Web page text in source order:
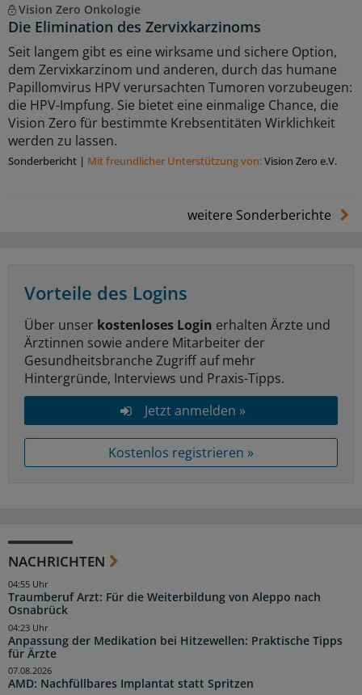
Vision Zero Onkologie
Die Elimination des Zervixkarzinoms
Seit langem gibt es eine wirksame und sichere Option,
dem Zervixkarzinom und anderen, durch das humane
Papillomvirus HPV verursachten Tumoren vorzubeugen:
die HPV-Impfung. Sie bietet eine einmalige Chance, die
Vision Zero für bestimmte Krebsentitäten Wirklichkeit
werden zu lassen.
Sonderbericht | Mit freundlicher Unterstützung von:Vision Zero e.V.
weitere Sonderberichte
Vorteile des Logins
Über unser kostenloses Login erhalten Ärzte und
Ärztinnen sowie andere Mitarbeiter der
Gesundheitsbranche Zugriff auf mehr
Hintergründe, Interviews und Praxis-Tipps.
Jetzt anmelden »
Kostenlos registrieren »
NACHRICHTEN
Traumberuf Arzt: Für die Weiterbildung von Aleppo nach
Osnabrück
04:55 Uhr
Anpassung der Medikation bei Hitzewellen: Praktische Tipps
für Ärzte
04:23 Uhr
AMD: Nachfüllbares Implantat statt Spritzen
07.08.2026